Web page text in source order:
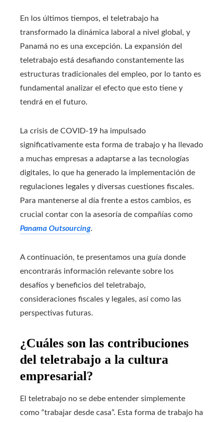
En los últimos tiempos, el teletrabajo ha
transformado la dinámica laboral a nivel global, y
Panamá no es una excepción. La expansión del
teletrabajo está desafiando constantemente las
estructuras tradicionales del empleo, por lo tanto es
fundamental analizar el efecto que esto tiene y
tendrá en el futuro.
La crisis de COVID-19 ha impulsado
significativamente esta forma de trabajo y ha llevado
a muchas empresas a adaptarse a las tecnologías
digitales, lo que ha generado la implementación de
regulaciones legales y diversas cuestiones fiscales.
Para mantenerse al día frente a estos cambios, es
crucial contar con la asesoría de compañías como
Panama Outsourcing.
A continuación, te presentamos una guía donde
encontrarás información relevante sobre los
desafíos y beneficios del teletrabajo,
consideraciones fiscales y legales, así como las
perspectivas futuras.
¿Cuáles son las contribuciones
del teletrabajo a la cultura
empresarial?
El teletrabajo no se debe entender simplemente
como “trabajar desde casa”. Esta forma de trabajo ha